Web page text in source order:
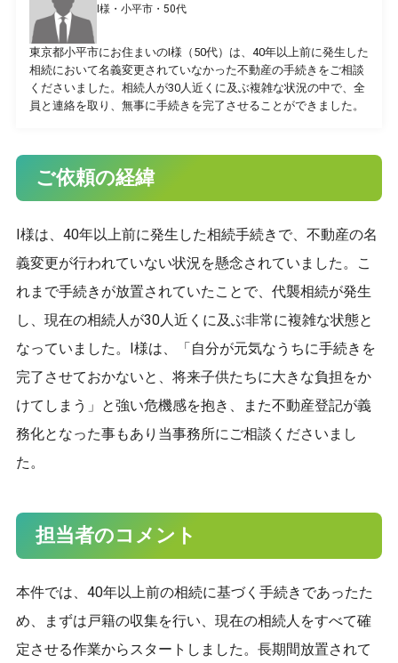
I様・小平市・50代
東京都小平市にお住まいのI様（50代）は、40年以上前に発生した
相続において名義変更されていなかった不動産の手続きをご相談
くださいました。相続人が30人近くに及ぶ複雑な状況の中で、全
員と連絡を取り、無事に手続きを完了させることができました。
ご依頼の経緯
I様は、40年以上前に発生した相続手続きで、不動産の名
義変更が行われていない状況を懸念されていました。こ
れまで手続きが放置されていたことで、代襲相続が発生
し、現在の相続人が30人近くに及ぶ非常に複雑な状態と
なっていました。I様は、「自分が元気なうちに手続きを
完了させておかないと、将来子供たちに大きな負担をか
けてしまう」と強い危機感を抱き、また不動産登記が義
務化となった事もあり当事務所にご相談くださいまし
た。
担当者のコメント
本件では、40年以上前の相続に基づく手続きであったた
め、まずは戸籍の収集を行い、現在の相続人をすべて確
定させる作業からスタートしました。長期間放置されて
CONTACT
お問合せ
ださい。
専門スタッフが丁寧に対応いたします。
042-452-5423